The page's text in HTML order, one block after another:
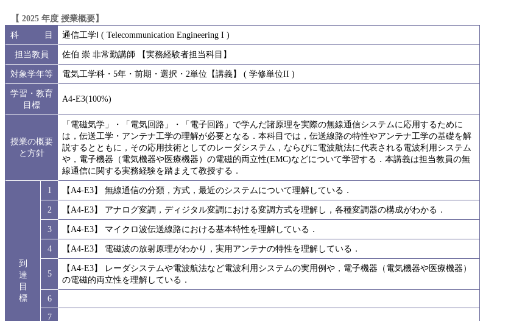
【 2025 年度 授業概要】
科 目
通信工学Ⅰ ( Telecommunication Engineering I )
担当教員
佐伯 崇 非常勤講師 【実務経験者担当科目】
対象学年等
電気工学科・5年・前期・選択・2単位【講義】 ( 学修単位II )
学習・教育
目標
A4-E3(100%)
授業の概要
と方針
「電磁気学」・「電気回路」・「電子回路」で学んだ諸原理を実際の無線通信システムに応用するために
は，伝送工学・アンテナ工学の理解が必要となる．本科目では，伝送線路の特性やアンテナ工学の基礎を解
説するとともに，その応用技術としてのレーダシステム，ならびに電波航法に代表される電波利用システム
や，電子機器（電気機器や医療機器）の電磁的両立性(EMC)などについて学習する．本講義は担当教員の無
線通信に関する実務経験を踏まえて教授する．
到
達
目
標
1
【A4-E3】 無線通信の分類，方式，最近のシステムについて理解している．
2
【A4-E3】 アナログ変調，ディジタル変調における変調方式を理解し，各種変調器の構成がわかる．
3
【A4-E3】 マイクロ波伝送線路における基本特性を理解している．
4
【A4-E3】 電磁波の放射原理がわかり，実用アンテナの特性を理解している．
5
【A4-E3】 レーダシステムや電波航法など電波利用システムの実用例や，電子機器（電気機器や医療機器）
の電磁的両立性を理解している．
6
7